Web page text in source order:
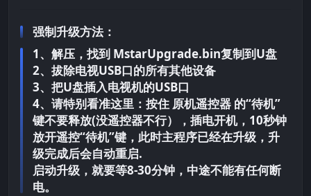
强制升级方法：
1、解压，找到 MstarUpgrade.bin复制到U盘
2、拔除电视USB口的所有其他设备
3、把U盘插入电视机的USB口
4、请特别看准这里：按住 原机遥控器 的“待机”
键不要释放(没遥控器不行），插电开机，10秒钟
放开遥控“待机”键，此时主程序已经在升级，升
级完成后会自动重启.
启动升级，就要等8-30分钟，中途不能有任何断
电。